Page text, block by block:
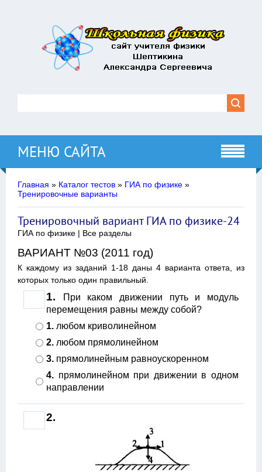
МЕНЮ САЙТА
Главная » Каталог тестов » ГИА по физике »
Тренировочные варианты
Тренировочный вариант ГИА по физике-24
ГИА по физике | Все разделы
ВАРИАНТ №03 (2011 год)
К каждому из заданий 1-18 даны 4 варианта ответа, из
которых только один правильный.
1.
При каком движении путь и модуль
перемещения равны между собой?
1. любом криволинейном
2. любом прямолинейном
3. прямолинейным равноускоренном
4. прямолинейном при движении в одном
направлении
2.